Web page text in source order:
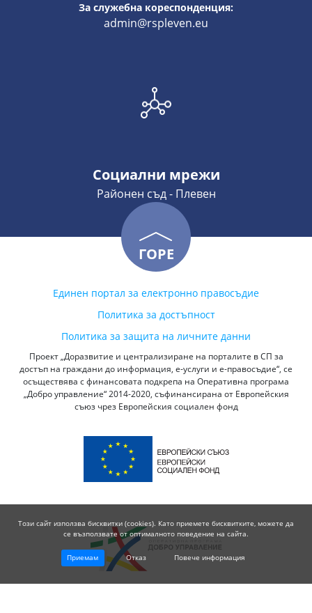
За служебна кореспонденция:
admin@rspleven.eu
Социални мрежи
Районен съд - Плевен
ГОРЕ
Единен портал за електронно правосъдие
Политика за достъпност
Политика за защита на личните данни
Проект „Доразвитие и централизиране на порталите в СП за
достъп на граждани до информация, е-услуги и е-правосъдие“, се
осъществява с финансовата подкрепа на Оперативна програма
„Добро управление“ 2014-2020, съфинансирана от Европейския
съюз чрез Европейския социален фонд
Този сайт използва бисквитки (cookies). Като приемете бисквитките, можете да
се възползвате от оптималното поведение на сайта.
Приемам Отказ Повече информация